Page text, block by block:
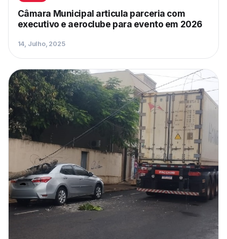
Câmara Municipal articula parceria com
executivo e aeroclube para evento em 2026
14, Julho, 2025